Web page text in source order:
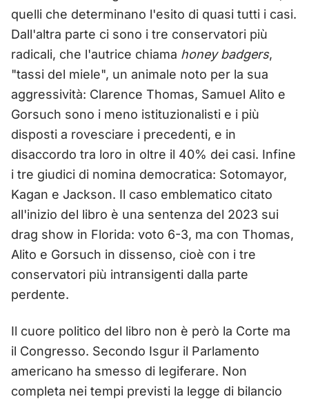
quelli che determinano l'esito di quasi tutti i casi.
Dall'altra parte ci sono i tre conservatori più
radicali, che l'autrice chiama honey badgers,
"tassi del miele", un animale noto per la sua
aggressività: Clarence Thomas, Samuel Alito e
Gorsuch sono i meno istituzionalisti e i più
disposti a rovesciare i precedenti, e in
disaccordo tra loro in oltre il 40% dei casi. Infine
i tre giudici di nomina democratica: Sotomayor,
Kagan e Jackson. Il caso emblematico citato
all'inizio del libro è una sentenza del 2023 sui
drag show in Florida: voto 6-3, ma con Thomas,
Alito e Gorsuch in dissenso, cioè con i tre
conservatori più intransigenti dalla parte
perdente.
Il cuore politico del libro non è però la Corte ma
il Congresso. Secondo Isgur il Parlamento
americano ha smesso di legiferare. Non
completa nei tempi previsti la legge di bilancio